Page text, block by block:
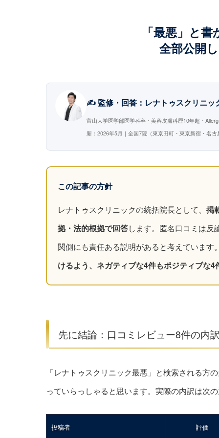
「最悪」と
全部公開
✍️ 監修・回答：レナトゥスクリニッ
富山大学医学部医学科卒・美容皮膚科歴10年超・
新：2026年5月｜全国7院（東京田町・東京新宿・名
この記事の方針
レナトゥスクリニックの統括院長として、 掲
拠・法的根拠で回答します。匿名口コミは
関側にも責任ある説明があると考えています
けるよう、ネガティブな4件もポジティブな4
先に結論：口コミレビュー8件の内
「レナトゥスクリニック最悪」と検索される方
っていらっしゃると思います。実際の内訳は次
投稿者 評価